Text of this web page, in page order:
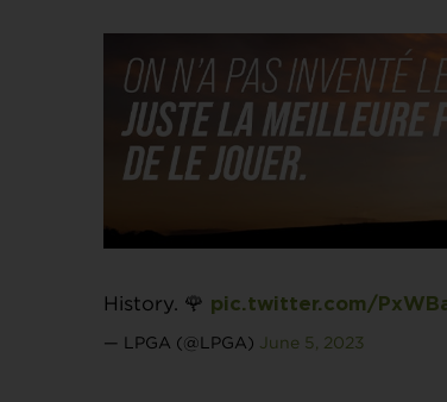
History. 🌹 pic.twitter.com/
— LPGA (@LPGA) June 5, 2023